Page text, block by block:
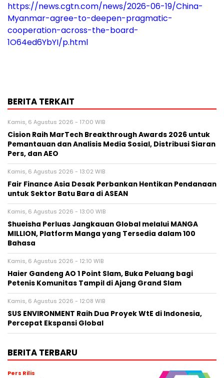
https://news.cgtn.com/news/2026-06-19/China-
Myanmar-agree-to-deepen-pragmatic-
cooperation-across-the-board-
1O64ed6YbYI/p.html
BERITA TERKAIT
Kamis, 6 Agustus 2026 - 17:00 WIB
Cision Raih MarTech Breakthrough Awards 2026 untuk
Pemantauan dan Analisis Media Sosial, Distribusi Siaran
Pers, dan AEO
Kamis, 6 Agustus 2026 - 13:02 WIB
Fair Finance Asia Desak Perbankan Hentikan Pendanaan
untuk Sektor Batu Bara di ASEAN
Kamis, 6 Agustus 2026 - 13:00 WIB
Shueisha Perluas Jangkauan Global melalui MANGA
MILLION, Platform Manga yang Tersedia dalam 100
Bahasa
Kamis, 6 Agustus 2026 - 12:10 WIB
Haier Gandeng AO 1 Point Slam, Buka Peluang bagi
Petenis Komunitas Tampil di Ajang Grand Slam
Kamis, 6 Agustus 2026 - 12:08 WIB
SUS ENVIRONMENT Raih Dua Proyek WtE di Indonesia,
Percepat Ekspansi Global
BERITA TERBARU
Pers Rilis